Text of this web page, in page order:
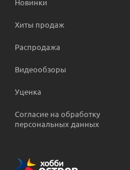
Новинки
Хиты продаж
Распродажа
Видеообзоры
Уценка
Согласие на обработку
персональных данных